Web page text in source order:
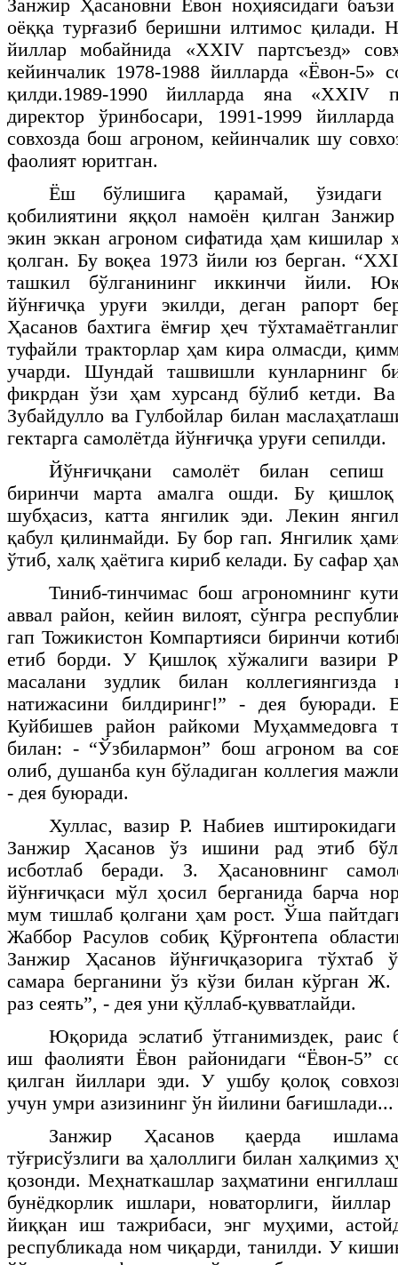
Занжир Ҳасановни Ёвон ноҳиясидаги
оёққа турғазиб беришни илтимос қилади.
йиллар мобайнида «XXIVпартсъезд»
кейинчалик 1978-1988 йилларда «Ёвон-5»
қилди.1989-1990 йилларда яна «XXIV
директор ўринбосари, 1991-1999
совхозда бош агроном, кейинчалик шу
фаолият юритган.
Ёш бўлишига қарамай, ўзидаги
қобилиятини яққол намоён қилган
экин эккан агроном сифатида ҳам кишилар
қолган. Бу воқеа 1973 йили юз берган. “ХХ
ташкил бўлганининг иккинчи йили.
йўнғичқа уруғи экилди, деган рапорт
Ҳасанов бахтига ёмғир ҳеч
туфайли тракторлар ҳам кира олмасди,
учарди. Шундай ташвишли кунларнинг
фикрдан ўзи ҳам хурсанд бўлиб кетди.
Зубайдулло ва Гулбойлар билан
гектарга самолётда йўнғичқа уруғи сепилди.
Йўнғичқани самолёт билан сепиш
биринчи марта амалга ошди. Бу қишлоқ
шубҳасиз, катта янгилик эди. Лекин
қабул қилинмайди. Бу бор гап. Янгилик
ўтиб, халқ ҳаётига кириб келади. Бу сафар
Тиниб-тинчимас бош агрономнинг
аввал район, кейин вилоят, сўнгра
гап Тожикистон Компартияси биринчи
етиб борди. У Қишлоқ хўжалиги вазири
масалани зудлик билан
натижасини билдиринг!” - дея буюради.
Куйбишев район райкоми Муҳаммедовга
билан: - “Ўзбилармон” бош агроном ва
олиб, душанба кун бўладиган коллегия
- дея буюради.
Хуллас, вазир Р. Набиев
Занжир Ҳасанов ўз ишини рад этиб
исботлаб беради. З. Ҳасановнинг
йўнғичқаси мўл ҳосил берганида барча
мум тишлаб қолгани ҳам рост. Ўша
Жаббор Расулов собиқ Қўрғонтепа
Занжир Ҳасанов йўнғичқазорига
самара берганини ўз кўзи билан кўрган
раз сеять”, - дея уни қўллаб-қувватлайди.
Юқорида эслатиб ўтганимиздек, раис
иш фаолияти Ёвон районидаги “Ёвон-5”
қилган йиллари эди. У ушбу қолоқ
учун умри азизининг ўн йилини бағишлади...
Занжир Ҳасанов қаерда
тўғрисўзлиги ва ҳалоллиги билан халқимиз
қозонди. Меҳнаткашлар заҳматини
бунёдкорлик ишлари, новаторлиги,
йиққан иш тажрибаси, энг муҳими,
республикада ном чиқарди, танилди. У